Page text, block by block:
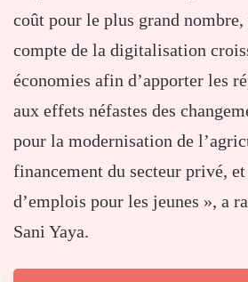
coût pour le plus grand
compte de la digitalisation
économies afin d’apporter les
aux effets néfastes des
pour la modernisation de
financement du secteur privé,
d’emplois pour les jeunes », a
Sani Yaya.